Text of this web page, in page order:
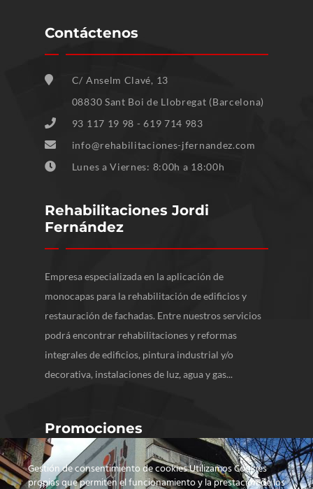
Contáctenos
C/ Anselm Clavé, 13
08830 Sant Boi de Llobregat (Barcelona)
93 117 19 98 - 619 714 983
info@rehabilitaciones-jfernandez.com
Lunes a Viernes: 8:00h a 18:00h
Rehabilitaciones Jordi
Fernández
Empresa especializada en la aplicación de
monocapas para la rehabilitación de edificios y
restauración de fachadas. Entre nuestros servicios
podrá encontrar rehabilitaciones y reformas
integrales de edificios, pintura industrial y/o
decorativa, instalaciones de luz, agua y gas...
Promociones
Gestión de consentimiento de cookies Utilizamos Cookies
propias que permiten el funcionamiento y la prestación de los